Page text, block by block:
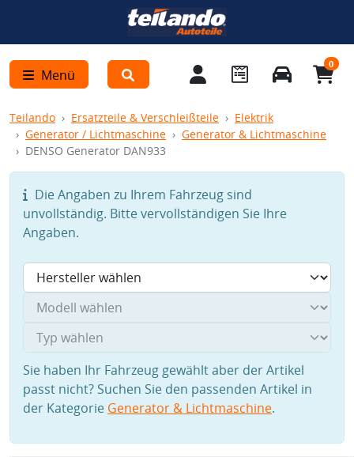
Menü
0
Teilando Ersatzteile & Verschleißteile
Elektrik
Generator / Lichtmaschine
Generator & Lichtmaschine
DENSO Generator DAN933
Die Angaben zu Ihrem Fahrzeug sind
unvollständig. Bitte vervollständigen Sie Ihre
Angaben.
Sie haben Ihr Fahrzeug gewählt aber der Artikel
passt nicht? Suchen Sie den passenden Artikel in
der Kategorie Generator & Lichtmaschine.